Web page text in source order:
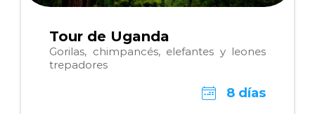
Tour de Uganda
Gorilas, chimpancés, elefantes y leones
trepadores
8 días